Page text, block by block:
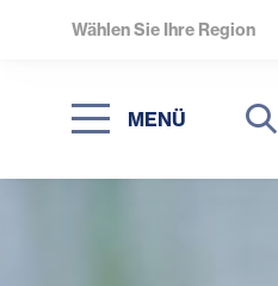
Wählen Sie Ihre Region
MENÜ
Suche
Suche